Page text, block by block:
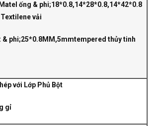
ống & phi;18*0.8,14*28*0.8,14*42*0.8
vải
& phi;25*0.8MM,5mmtempered thủy tinh
với Lớp Phủ Bột
gỉ